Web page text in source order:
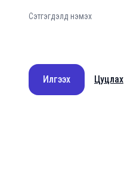
Илгээх Цуцлах